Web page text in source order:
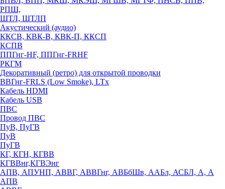
РПШ,
ШТЛ, ШТЛП
Акустический (аудио)
ККСВ, КВК-В, КВК-П, ККСП
КСПВ
ППГнг-HF, ППГнг-FRHF
РКГМ
Декоративный (ретро) для открытой проводки
ВВГнг-FRLS (Low Smoke), LTx
Кабель HDMI
Кабель USB
ПВС
Провод ПВС
ПуВ, ПуГВ
ПуВ
ПуГВ
КГ, КГН, КГВВ
КГВВнг,КГВЭнг
АПВ, АПУНП, АВВГ, АВВГнг, АВБбШв, ААБл, АСБЛ, А, А
АПВ